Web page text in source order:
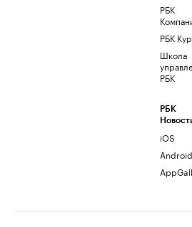
РБК
РБК
Школа
РБК
РБК
iOS
Android